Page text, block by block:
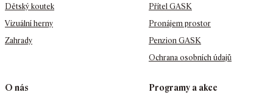
Dětský koutek
Vizuální herny
Zahrady
Přítel GASK
Pronájem prostor
Penzion GASK
Ochrana osobních údajů
O nás Programy a akce